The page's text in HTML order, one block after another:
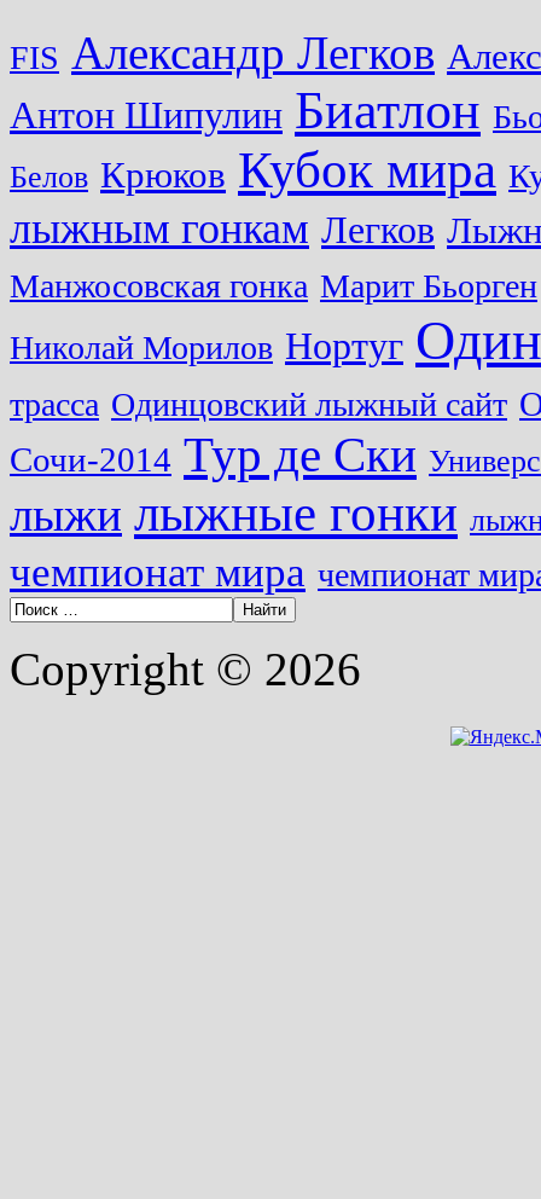
FIS Александр Легков
Антон Шипулин Биатлон
Белов Крюков Кубок мира
лыжным гонкам Легков
Манжосовская гонка Марит Бьорген
Николай Морилов Нортуг
трасса Одинцовский лыжный сайт
Сочи-2014 Тур де Ски
лыжи лыжные гонки
чемпионат мира чемпионат
Copyright © 2026